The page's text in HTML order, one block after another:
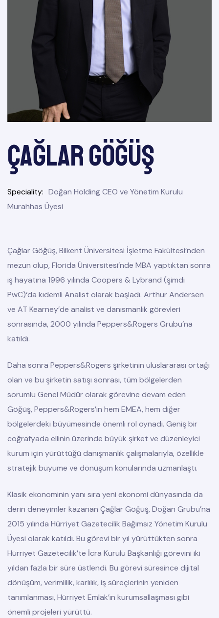
Çağlar GÖĞÜŞ
Speciality
Doğan Holding CEO ve Yönetim Kurulu
Murahhas Üyesi
Çağlar Göğüş, Bilkent Üniversitesi İşletme Fakültesi’nden
mezun olup, Florida Üniversitesi’nde MBA yaptıktan sonra
iş hayatına 1996 yılında Coopers & Lybrand (şimdi
PwC)‘da kıdemli Analist olarak başladı. Arthur Andersen
ve AT Kearney’de analist ve danısmanlık görevleri
sonrasında, 2000 yılında Peppers&Rogers Grubu’na
katıldı.
Daha sonra Peppers&Rogers şirketinin uluslararası ortağı
olan ve bu şirketin satışı sonrası, tüm bölgelerden
sorumlu Genel Müdür olarak görevine devam eden
Göğüş, Peppers&Rogers’ın hem EMEA, hem diğer
bölgelerdeki büyümesinde önemli rol oynadı. Geniş bir
coğrafyada ellinin üzerinde büyük şirket ve düzenleyici
kurum için yürüttüğü danışmanlık çalışmalarıyla, özellikle
stratejik büyüme ve dönüşüm konularında uzmanlaştı.
Klasik ekonominin yanı sıra yeni ekonomi dünyasında da
derin deneyimler kazanan Çağlar Göğüş, Doğan Grubu’na
2015 yılında Hürriyet Gazetecilik Bağımsız Yönetim Kurulu
Üyesi olarak katıldı. Bu görevi bir yıl yürüttükten sonra
Hürriyet Gazetecilik’te İcra Kurulu Başkanlığı görevini iki
yıldan fazla bir süre üstlendi. Bu görevi süresince dijital
dönüşüm, verimlilik, karlılık, iş süreçlerinin yeniden
tanımlanması, Hürriyet Emlak’ın kurumsallaşması gibi
önemli projeleri yürüttü.